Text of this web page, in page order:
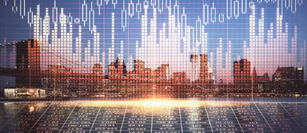
WhatsApp İhbar
Hattı
SPOR
SERVISLER